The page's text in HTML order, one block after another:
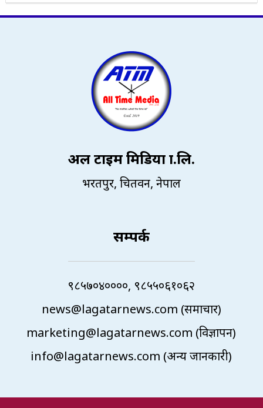
अल टाइम मिडिया प्रा.लि.
भरतपुर, चितवन, नेपाल
सम्पर्क
९८५७०४००००, ९८५५०६१०६२
news@lagatarnews.com (समाचार)
marketing@lagatarnews.com (विज्ञापन)
info@lagatarnews.com (अन्य जानकारी)